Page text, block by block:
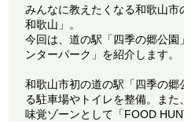
みんなに教えたくなる和歌山
和歌山」。
今回は、道の駅「四季の郷公
ンターパーク」を紹介します。
和歌山市初の道の駅「四季の郷
る駐車場やトイレを整備。ま
味覚ゾーンとして「FOOD